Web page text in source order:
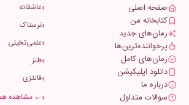
صفحه اصلی
کتابخانه من
رمان‌های جدید
پرخواننده‌ترین‌ها
رمان‌های کامل
دانلود اپلیکیشن
درباره ما
سوالات متداول
عاشقانه
ترسناک
علمی‌تخیلی
طنز
فانتزی
← مشاهده